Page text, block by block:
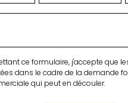
ce formulaire, j'accepte que
dans le cadre de la demande
qui peut en découler.